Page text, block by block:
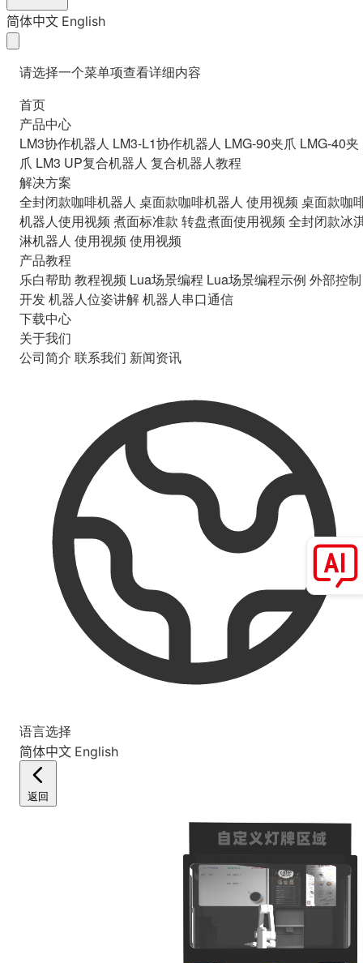
简体中文 English
请选择一个菜单项查看详细内容
首页
产品中心
LM3协作机器人 LM3-L1协作机器人 LMG-90夹爪 LMG-40夹
爪 LM3 UP复合机器人 复合机器人教程
解决方案
全封闭款咖啡机器人 桌面款咖啡机器人 使用视频 桌面款咖
机器人使用视频 煮面标准款 转盘煮面使用视频 全封闭款冰
淋机器人 使用视频 使用视频
产品教程
乐白帮助 教程视频 Lua场景编程 Lua场景编程示例 外部控制
开发机器人位姿讲解机器人串口通信
下载中心
关于我们
公司简介 联系我们 新闻资讯
语言选择
简体中文 English
返回